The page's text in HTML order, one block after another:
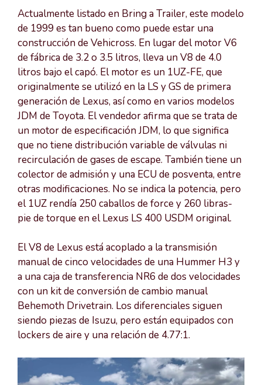
Actualmente listado en Bring a Trailer, este modelo
de 1999 es tan bueno como puede estar una
construcción de Vehicross. En lugar del motor V6
de fábrica de 3.2 o 3.5 litros, lleva un V8 de 4.0
litros bajo el capó. El motor es un 1UZ-FE, que
originalmente se utilizó en la LS y GS de primera
generación de Lexus, así como en varios modelos
JDM de Toyota. El vendedor afirma que se trata de
un motor de especificación JDM, lo que significa
que no tiene distribución variable de válvulas ni
recirculación de gases de escape. También tiene un
colector de admisión y una ECU de posventa, entre
otras modificaciones. No se indica la potencia, pero
el 1UZ rendía 250 caballos de force y 260 libras-
pie de torque en el Lexus LS 400 USDM original.
El V8 de Lexus está acoplado a la transmisión
manual de cinco velocidades de una Hummer H3 y
a una caja de transferencia NR6 de dos velocidades
con un kit de conversión de cambio manual
Behemoth Drivetrain. Los diferenciales siguen
siendo piezas de Isuzu, pero están equipados con
lockers de aire y una relación de 4.77:1.